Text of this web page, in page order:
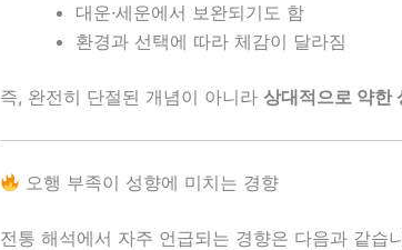
대운·세운에서 보완되기도 함
환경과 선택에 따라 체감이 달라짐
즉, 완전히 단절된 개념이 아니라 상대적으로 약한
오행 부족이 성향에 미치는 경향
전통 해석에서 자주 언급되는 경향은 다음과 같습